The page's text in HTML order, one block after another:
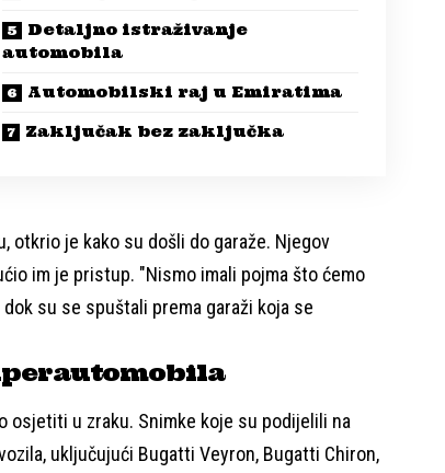
Detaljno istraživanje
automobila
Automobilski raj u Emiratima
Zaključak bez zaključka
otkrio je kako su došli do garaže. Njegov
im je pristup. "Nismo imali pojma što ćemo
su se spuštali prema garaži koja se
osjetiti u zraku. Snimke koje su podijelili na
uključujući Bugatti Veyron, Bugatti Chiron,